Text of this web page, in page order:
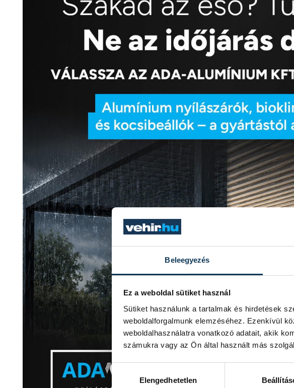
Beleegyezés
Ez a weboldal sütiket használ
Sütiket használunk a tartalmak és hirdetések
weboldalforgalmunk elemzéséhez. Ezenkívül
weboldalhasználatra vonatkozó adatait, akik
számukra vagy az Ön által használt más
Hozzájárulás kiválasztása
Elengedhetetlen